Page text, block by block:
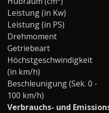
Leistung (in Kw)
Leistung (in PS)
Drehmoment
Getriebeart
Höchstgeschwindigkeit
(in km/h)
Beschleunigung (Sek. 0 -
100 km/h)
Verbrauchs- und